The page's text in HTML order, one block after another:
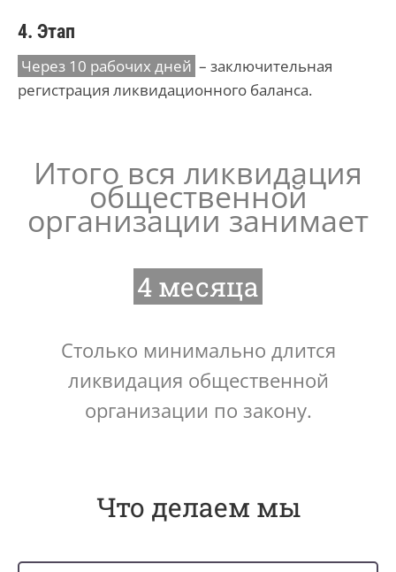
4. Этап
Через 10 рабочих дней – заключительная
регистрация ликвидационного баланса.
Итого вся ликвидация
общественной
организации занимает
4 месяца
Столько минимально длится
ликвидация общественной
организации по закону.
Что делаем мы